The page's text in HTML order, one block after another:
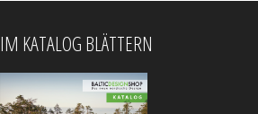
IM KATALOG BLÄTTERN